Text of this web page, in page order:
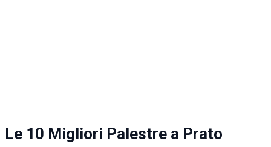
Le 10 Migliori Palestre a Prato